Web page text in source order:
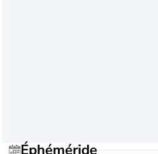
Éphéméride